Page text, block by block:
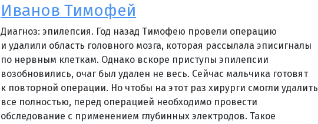
Иванов Тимофей
Диагноз: эпилепсия. Год назад Тимофею провели операцию
и удалили область головного мозга, которая рассылала эписигналы
по нервным клеткам. Однако вскоре приступы эпилепсии
возобновились, очаг был удален не весь. Сейчас мальчика готовят
к повторной операции. Но чтобы на этот раз хирурги смогли удалить
все полностью, перед операцией необходимо провести
обследование с применением глубинных электродов. Такое